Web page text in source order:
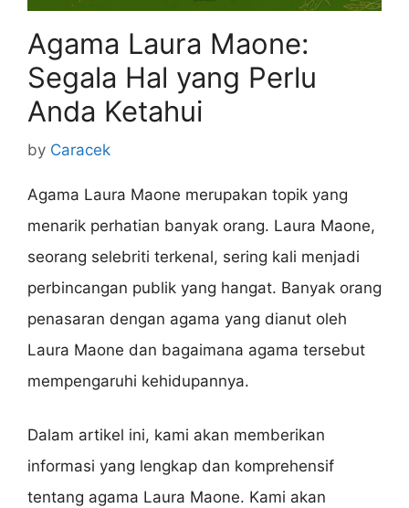
Agama Laura Maone:
Segala Hal yang Perlu
Anda Ketahui
by Caracek
Agama Laura Maone merupakan topik yang
menarik perhatian banyak orang. Laura Maone,
seorang selebriti terkenal, sering kali menjadi
perbincangan publik yang hangat. Banyak orang
penasaran dengan agama yang dianut oleh
Laura Maone dan bagaimana agama tersebut
mempengaruhi kehidupannya.
Dalam artikel ini, kami akan memberikan
informasi yang lengkap dan komprehensif
tentang agama Laura Maone. Kami akan